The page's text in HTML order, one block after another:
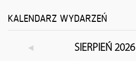
KALENDARZ WYDARZEŃ
◄ SIERPIEŃ 2026